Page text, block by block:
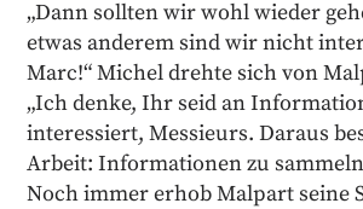
„Dann sollten wir wohl wieder
etwas anderem sind wir nicht
Marc!“ Michel drehte sich von
„Ich denke, Ihr seid an
interessiert, Messieurs. Daraus
Arbeit: Informationen zu
Noch immer erhob Malpart seine